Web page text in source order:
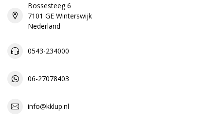
Bossesteeg 6
7101 GE Winterswijk
Nederland
0543-234000
06-27078403
info@kklup.nl